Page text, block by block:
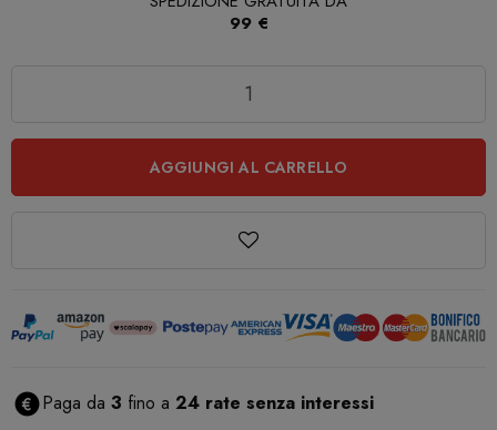
99 €
AGGIUNGI AL CARRELLO
Paga da 3 fino a 24 rate senza interessi